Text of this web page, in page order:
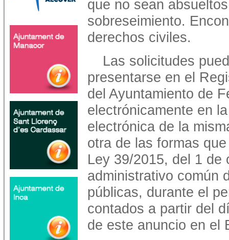
que no sean
sobreseimiento.
derechos civiles.
Las solicitudes
presentarse en el
del Ayuntamiento de
electrónicamente en
electrónica de la
otra de las formas
Ley 39/2015, del 1 de
administrativo común
públicas, durante el
contados a partir del
de este anuncio en el